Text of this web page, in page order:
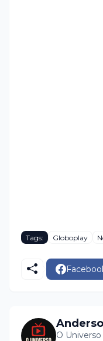
Tags: Globoplay
O